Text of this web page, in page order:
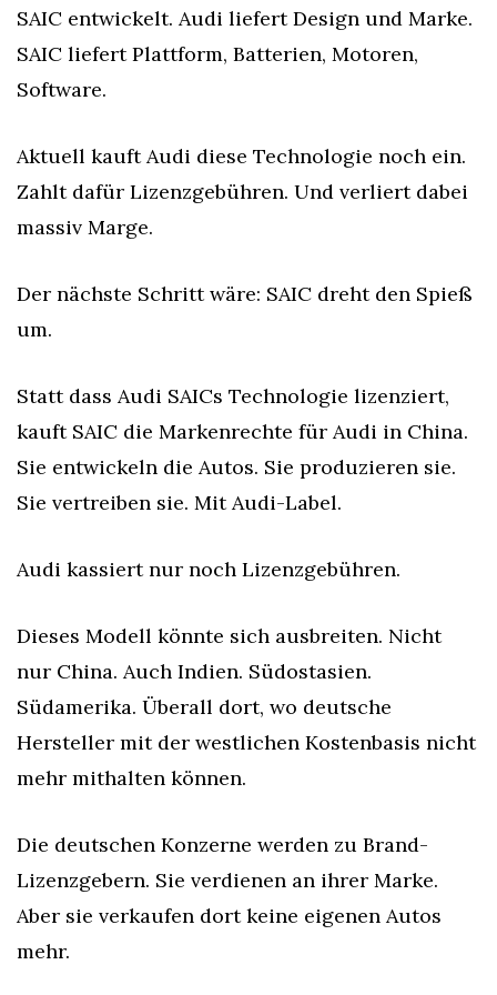
SAIC entwickelt. Audi liefert Design und Marke.
SAIC liefert Plattform, Batterien, Motoren,
Software.
Aktuell kauft Audi diese Technologie noch ein.
Zahlt dafür Lizenzgebühren. Und verliert dabei
massiv Marge.
Der nächste Schritt wäre: SAIC dreht den Spieß
um.
Statt dass Audi SAICs Technologie lizenziert,
kauft SAIC die Markenrechte für Audi in China.
Sie entwickeln die Autos. Sie produzieren sie.
Sie vertreiben sie. Mit Audi-Label.
Audi kassiert nur noch Lizenzgebühren.
Dieses Modell könnte sich ausbreiten. Nicht
nur China. Auch Indien. Südostasien.
Südamerika. Überall dort, wo deutsche
Hersteller mit der westlichen Kostenbasis nicht
mehr mithalten können.
Die deutschen Konzerne werden zu Brand-
Lizenzgebern. Sie verdienen an ihrer Marke.
Aber sie verkaufen dort keine eigenen Autos
mehr.